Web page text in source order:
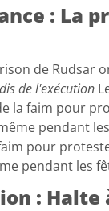
: La
de
de l'exécution
la faim pour
pendant
pour
pendant les
: